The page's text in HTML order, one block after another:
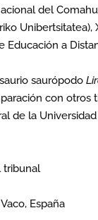
del
Unibertsitatea),
Educación a
saurópodo
con
de la
tribunal
España